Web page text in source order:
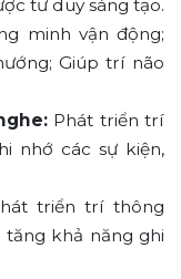
tư duy sáng tạo.
minh vận động;
Giúp trí não
Phát triển trí
nhớ các sự kiện,
triển trí thông
khả năng ghi